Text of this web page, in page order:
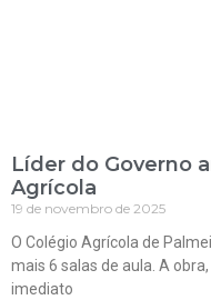
Líder do Governo
Agrícola
19 de novembro de 2025
O Colégio Agrícola de
mais 6 salas de aula. A
imediato